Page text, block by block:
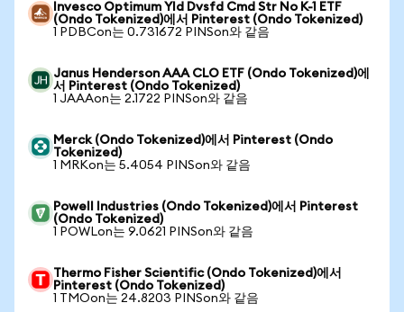
Invesco Optimum Yld Dvsfd Cmd Str No K-1 ETF
(Ondo Tokenized)에서 Pinterest (Ondo Tokenized)
1 PDBCon는 0.731672 PINSon와 같음
Janus Henderson AAA CLO ETF (Ondo Tokenized)에
서 Pinterest (Ondo Tokenized)
1 JAAAon는 2.1722 PINSon와 같음
Merck (Ondo Tokenized)에서 Pinterest (Ondo
Tokenized)
1 MRKon는 5.4054 PINSon와 같음
Powell Industries (Ondo Tokenized)에서 Pinterest
(Ondo Tokenized)
1 POWLon는 9.0621 PINSon와 같음
Thermo Fisher Scientific (Ondo Tokenized)에서
Pinterest (Ondo Tokenized)
1 TMOon는 24.8203 PINSon와 같음